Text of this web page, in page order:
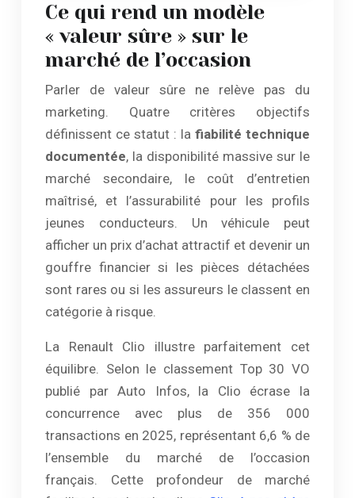
Ce qui rend un modèle
« valeur sûre » sur le
marché de l’occasion
Parler de valeur sûre ne relève pas du
marketing. Quatre critères objectifs
définissent ce statut : la fiabilité technique
documentée, la disponibilité massive sur le
marché secondaire, le coût d’entretien
maîtrisé, et l’assurabilité pour les profils
jeunes conducteurs. Un véhicule peut
afficher un prix d’achat attractif et devenir un
gouffre financier si les pièces détachées
sont rares ou si les assureurs le classent en
catégorie à risque.
La Renault Clio illustre parfaitement cet
équilibre. Selon le classement Top 30 VO
publié par Auto Infos, la Clio écrase la
concurrence avec plus de 356 000
transactions en 2025, représentant 6,6 % de
l’ensemble du marché de l’occasion
français. Cette profondeur de marché